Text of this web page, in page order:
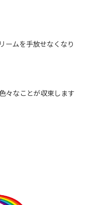
ームを手放せなくなり
々なことが収束します